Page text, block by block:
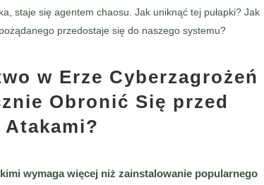
staje się agentem chaosu. Jak uniknąć tej pułapki? Jak
przedostaje się do naszego systemu?
w Erze Cyberzagrożeń
Obronić Się przed
Atakami?
wymaga więcej niż zainstalowanie popularnego